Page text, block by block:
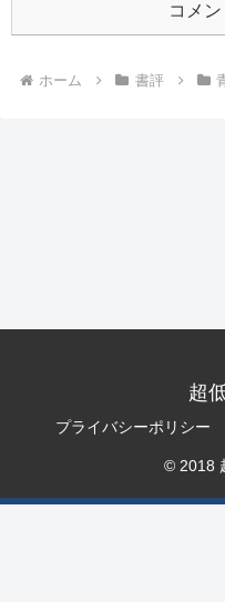
コメ
ホーム 書評
超
プライバシーポリシー
© 2018